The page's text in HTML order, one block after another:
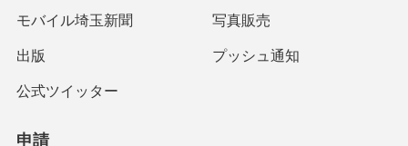
モバイル埼玉新聞 写真販売
出版 プッシュ通知
公式ツイッター
申請